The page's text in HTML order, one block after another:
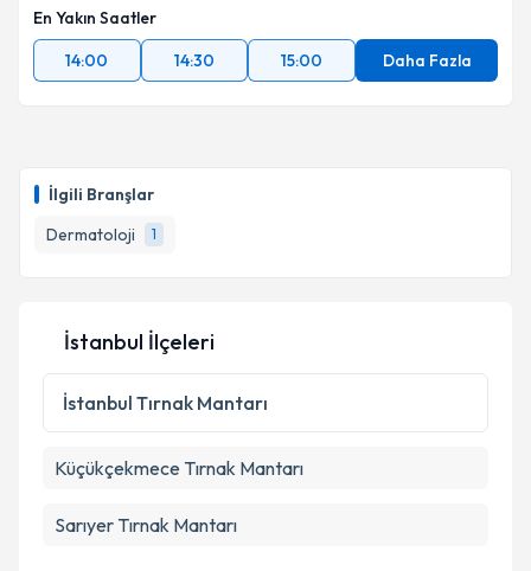
İlgili Branşlar
Dermatoloji
1
En Yakın Saatler
14:00
14:30 15:00 Daha Fazla
İstanbul İlçeleri
İstanbul Tırnak Mantarı
Küçükçekmece Tırnak Mantarı
Sarıyer Tırnak Mantarı